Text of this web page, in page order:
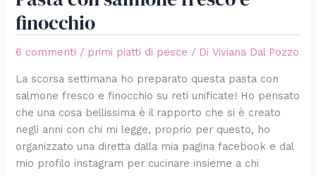
finocchio
6 commenti / primi piatti di pesce / DiViviana Dal Pozzo
La scorsa settimana ho preparato questa pasta con
salmone fresco e finocchio su reti unificate! Ho pensato
che una cosa bellissima è il rapporto che si è creato
negli anni con chi mi legge, proprio per questo, ho
organizzato una diretta dalla mia pagina facebook e dal
mio profilo instagram per cucinare insieme a chi